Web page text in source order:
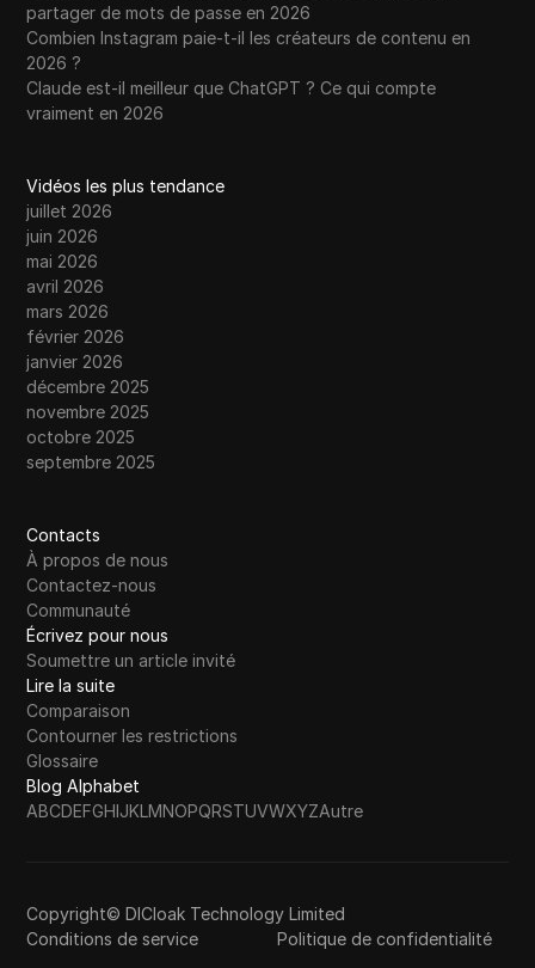
partager de mots de passe en 2026
Combien Instagram paie-t-il les créateurs de contenu en
2026 ?
Claude est-il meilleur que ChatGPT ? Ce qui compte
vraiment en 2026
Vidéos les plus tendance
juillet 2026
juin 2026
mai 2026
avril 2026
mars 2026
février 2026
janvier 2026
décembre 2025
novembre 2025
octobre 2025
septembre 2025
Contacts
À propos de nous
Contactez-nous
Communauté
Écrivez pour nous
Soumettre un article invité
Lire la suite
Comparaison
Contourner les restrictions
Glossaire
Blog Alphabet
ABCDEFGHIJKLMNOPQRSTUVWXYZAutre
Copyright© DICloak Technology Limited
Conditions de service
Politique de confidentialité